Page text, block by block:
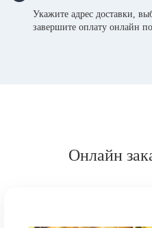
Укажите адрес доставки,
завершите оплату онлайн
Онлайн